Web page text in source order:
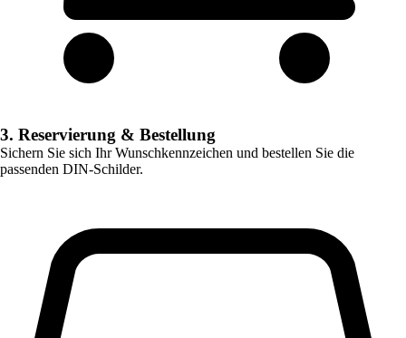
3. Reservierung & Bestellung
Sichern Sie sich Ihr Wunschkennzeichen und bestellen Sie die
passenden DIN-Schilder.